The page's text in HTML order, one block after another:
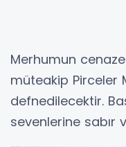
Merhumun
müteakip Pirceler
defnedilecektir.
sevenlerine sabır